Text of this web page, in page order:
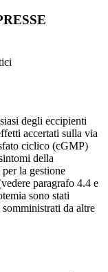
degli eccipienti
accertati sulla via
ciclico (cGMP)
della
la gestione
paragrafo 4.4 e
sono stati
somministrati da altre